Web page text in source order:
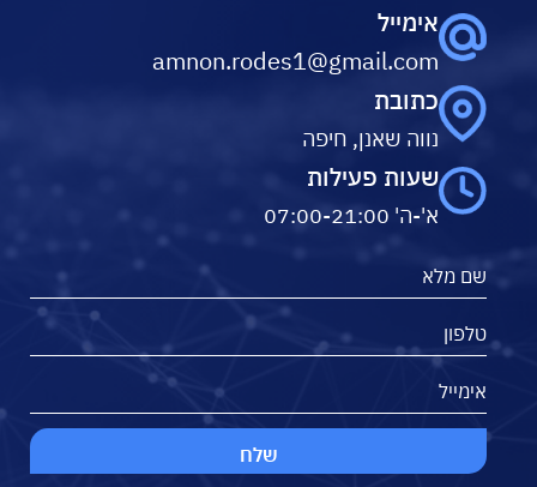
אימייל
amnon.rodes1@gmail.com
כתובת
נווה שאנן, חיפה
שעות פעילות
א'-ה' 07:00-21:00